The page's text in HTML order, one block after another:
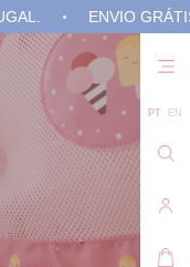
ENVIO GRÁTIS
PT EN
Não
no
de